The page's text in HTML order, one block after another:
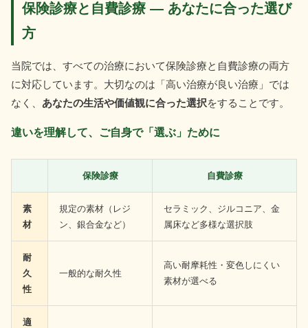
保険診療と自費診療 ― あなたに合った選び
方
当院では、すべての治療において保険診療と自費診療の両方
に対応しています。大切なのは「高い治療が良い治療」では
なく、 あなたの生活や価値観に合った選択をすることです。
違いを理解して、ご自身で「選ぶ」ために
保険診療 自費診療
素
材
規定の素材（レジ
ン、銀合金など）
セラミック、ジルコニア、金
属床など多様な選択肢
耐
久
性
一般的な耐久性
高い耐摩耗性・変色しにくい
素材が選べる
適